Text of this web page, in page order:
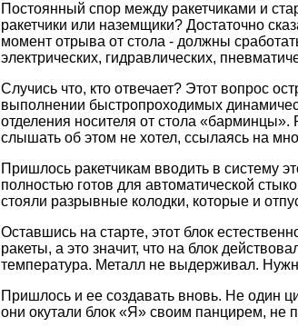
Постоянный спор между ракетчиками и
ракетчики или наземщики? Достаточно
момент отрыва от стола - должны
электрических, гидравлических,
Случись что, кто отвечает? Этот вопрос
выполнении быстропроходимых
отделения носителя от стола
слышать об этом не хотел, ссылаясь на
Пришлось ракетчикам вводить в систему
полностью готов для автоматической
стояли разрывные колодки, которые и
Оставшись на старте, этот блок
ракеты, а это значит, что на блок
температура. Металл не выдерживал.
Пришлось и ее создавать вновь. Не один
они окутали блок «Я» своим панцирем, не